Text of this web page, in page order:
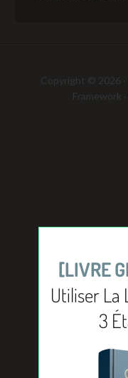
Copyright © 2026 ·
Framework